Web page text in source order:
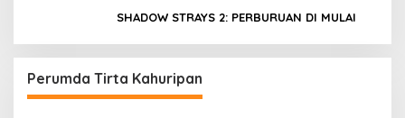
SHADOW STRAYS 2: PERBURUAN DI MULAI
Perumda Tirta Kahuripan